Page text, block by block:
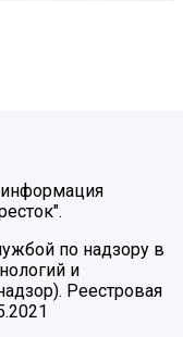
информация
по надзору в
и
Реестровая